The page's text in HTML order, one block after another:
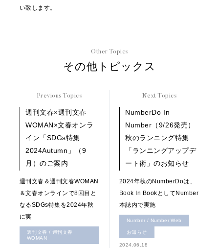
い致します。
Other Topics
その他トピックス
Previous Topics
週刊文春×週刊文春
WOMAN×文春オンラ
イン「SDGs特集
2024Autumn」（9
月）のご案内
週刊文春＆週刊文春WOMAN
＆文春オンラインで8回目と
なるSDGs特集を2024年秋
に実
週刊文春 / 週刊文春
WOMAN
Next Topics
NumberDo In
Number（9/26発売）
秋のランニング特集
「ランニングアップデ
ート術」のお知らせ
2024年秋のNumberDoは、
Book In BookとしてNumber
本誌内で実施
Number / Number Web
お知らせ
2024.06.18